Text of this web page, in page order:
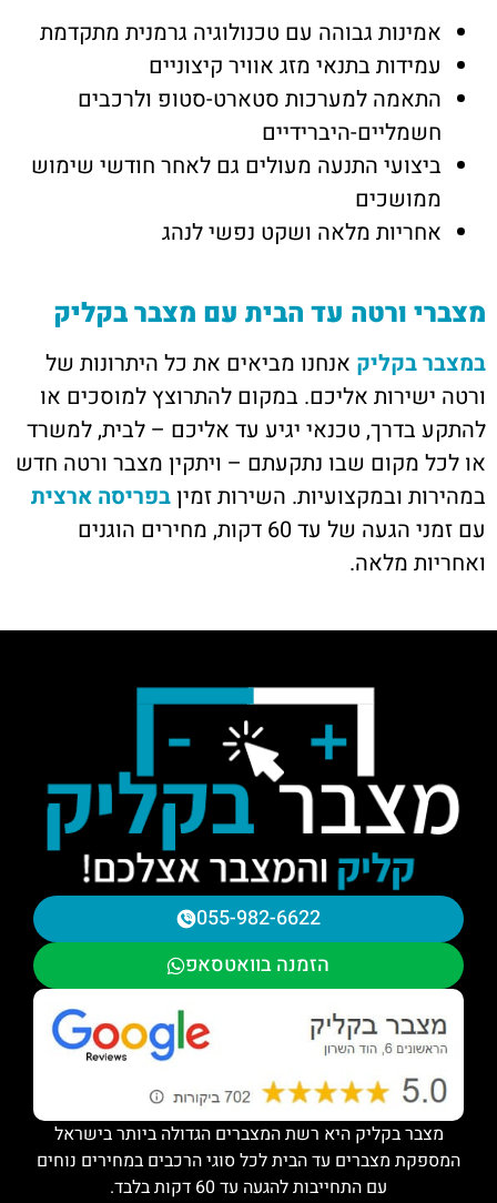
אמינות גבוהה עם טכנולוגיה גרמנית מתקדמת
עמידות בתנאי מזג אוויר קיצוניים
התאמה למערכות סטארט-סטופ ולרכבים
חשמליים-היברידיים
ביצועי התנעה מעולים גם לאחר חודשי שימוש
ממושכים
אחריות מלאה ושקט נפשי לנהג
מצברי ורטה עד הבית עם מצבר בקליק
במצבר בקליק אנחנו מביאים את כל היתרונות של
ורטה ישירות אליכם. במקום להתרוצץ למוסכים או
להתקע בדרך, טכנאי יגיע עד אליכם – לבית, למשרד
או לכל מקום שבו נתקעתם – ויתקין מצבר ורטה חדש
במהירות ובמקצועיות. השירות זמיןבפריסה ארצית
עם זמני הגעה של עד 60 דקות, מחירים הוגנים
ואחריות מלאה.
055-982-6622
הזמנה בוואטסאפ
מצבר בקליק היא רשת המצברים הגדולה ביותר בישראל
המספקת מצברים עד הבית לכל סוגי הרכבים במחירים נוחים
עם התחייבות להגעה עד 60 דקות בלבד.